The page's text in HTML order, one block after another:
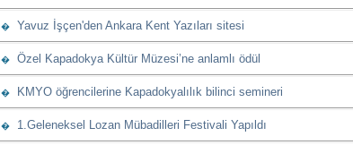
� Yavuz İşçen'den Ankara Kent Yazıları sitesi
� Özel Kapadokya Kültür Müzesi’ne anlamlı ödül
� KMYO öğrencilerine Kapadokyalılık bilinci semineri
� 1.Geleneksel Lozan Mübadilleri Festivali Yapıldı